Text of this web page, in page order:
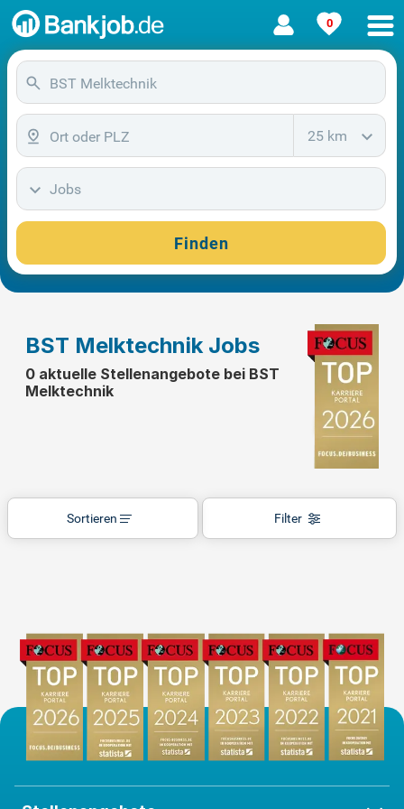
0
25 km
Jobs
Finden
BST Melktechnik Jobs
0 aktuelle Stellenangebote bei BST
Melktechnik
Filter
Sortieren